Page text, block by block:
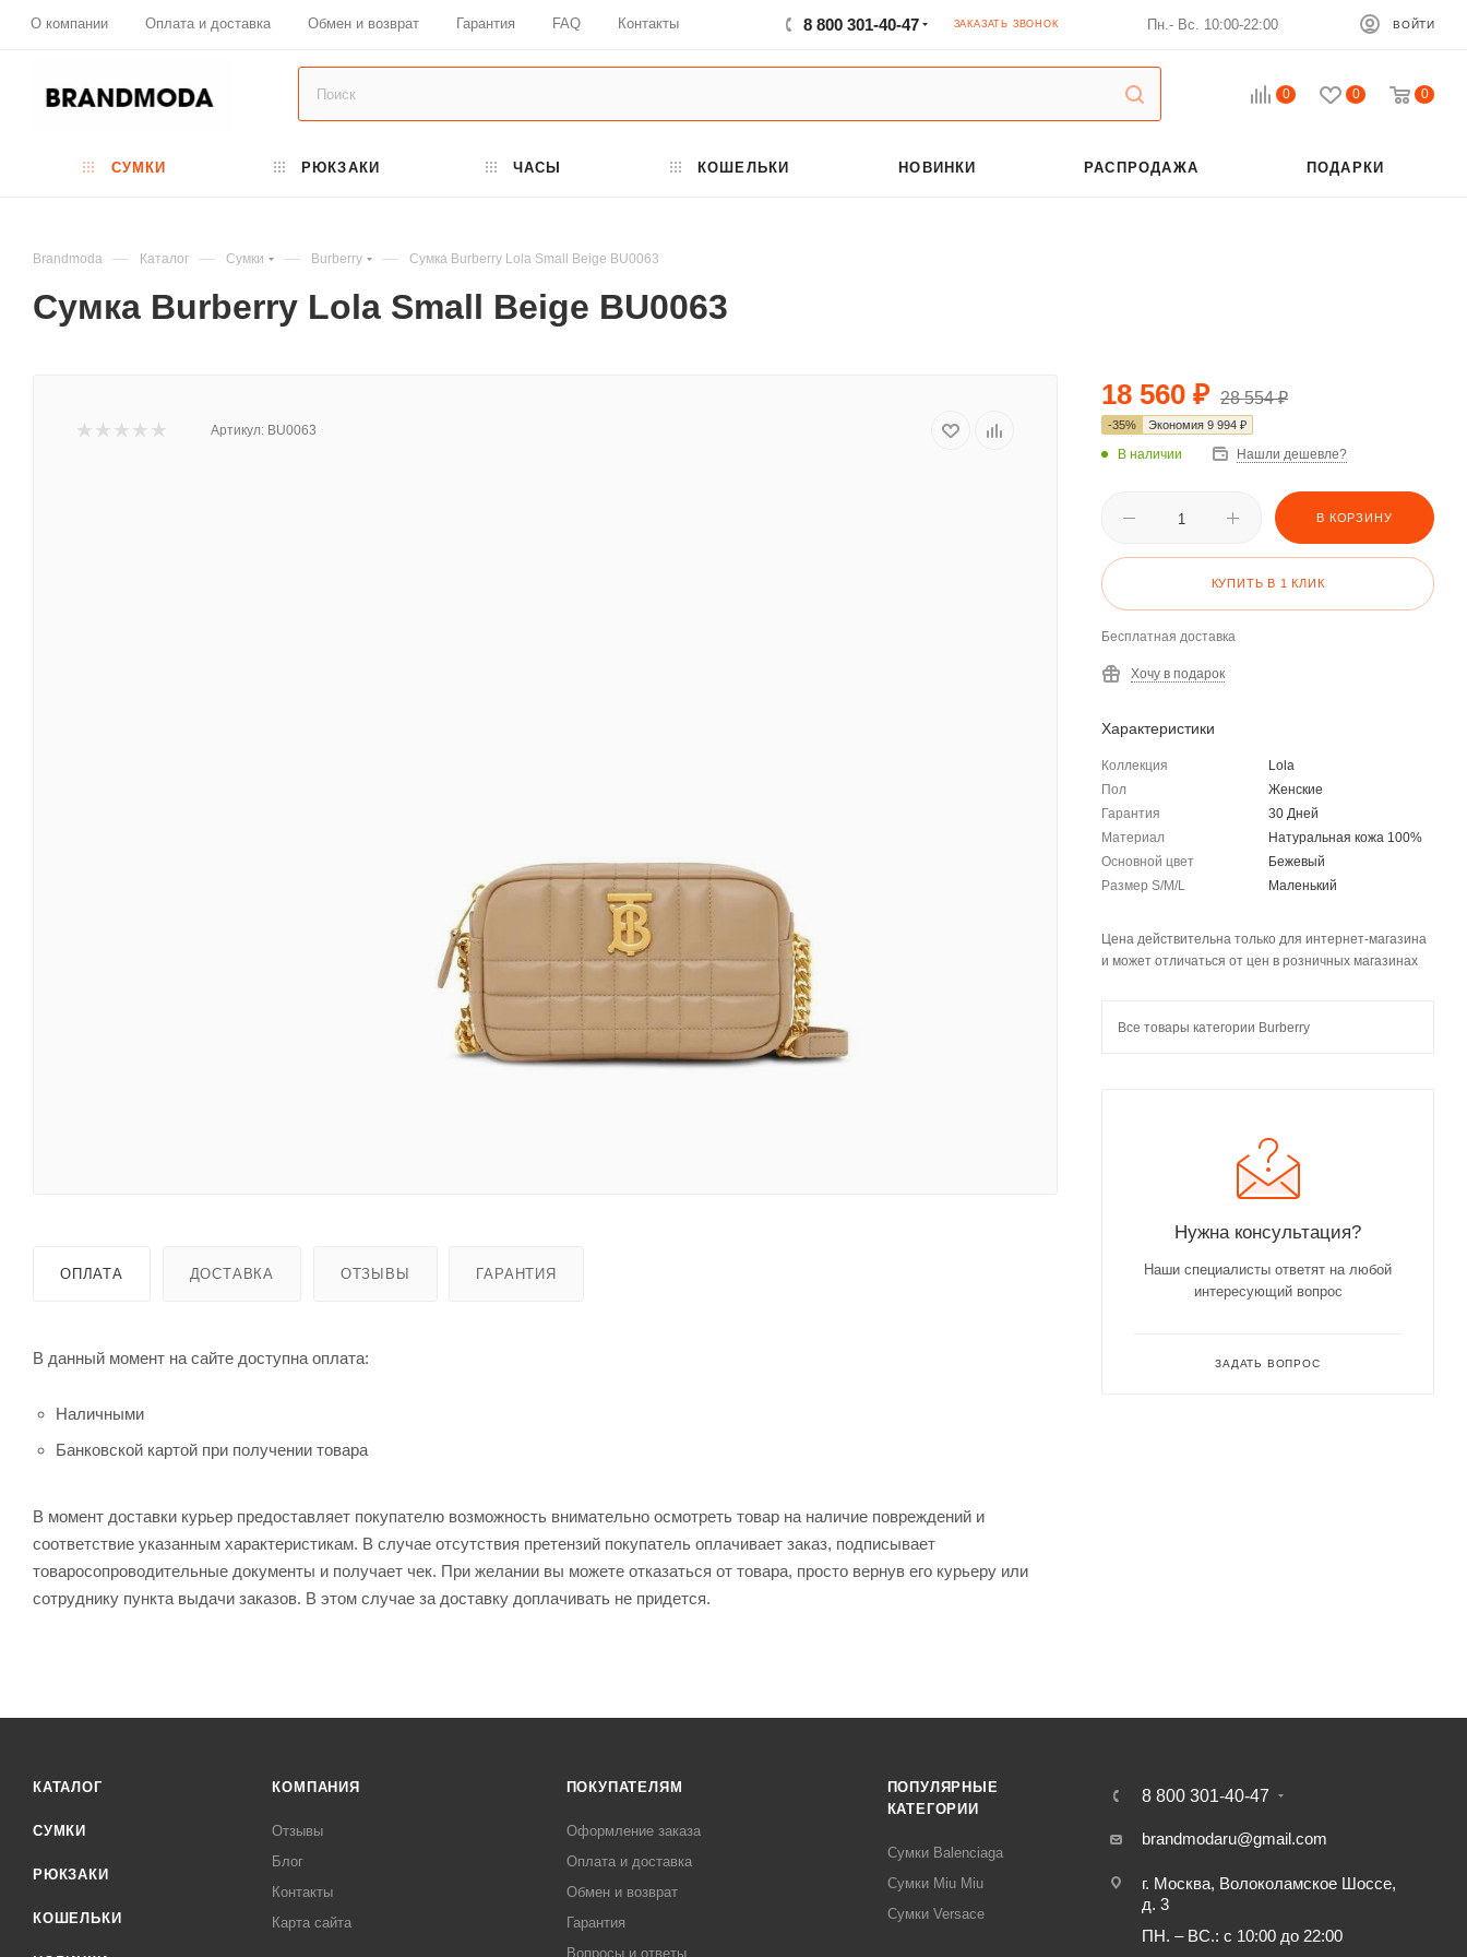
О компании Оплата и доставка Обмен и возврат Гарантия FAQ Контакты 8 800 301-40-47 ЗАКАЗАТЬ ЗВОНОК Пн.- Вс. 10:00-22:00 ВОЙТИ
0 0 0
СУМКИ РЮКЗАКИ ЧАСЫ КОШЕЛЬКИ НОВИНКИ РАСПРОДАЖА ПОДАРКИ
Brandmoda — Каталог — Сумки — Burberry — Сумка Burberry Lola Small Beige BU0063
Сумка Burberry Lola Small Beige BU0063
Артикул: BU0063
ОПЛАТА ДОСТАВКА ОТЗЫВЫ ГАРАНТИЯ
В данный момент на сайте доступна оплата:
Наличными
Банковской картой при получении товара
В момент доставки курьер предоставляет покупателю возможность внимательно осмотреть товар на наличие повреждений и
соответствие указанным характеристикам. В случае отсутствия претензий покупатель оплачивает заказ, подписывает
товаросопроводительные документы и получает чек. При желании вы можете отказаться от товара, просто вернув его курьеру или
сотруднику пункта выдачи заказов. В этом случае за доставку доплачивать не придется.
18 560 ₽ 28 554₽
-35% Экономия 9 994 ₽
В наличии Нашли дешевле?
В КОРЗИНУ
КУПИТЬ В 1 КЛИК
Бесплатная доставка
Хочу в подарок
Характеристики
Коллекция
Lola
Пол
Женские
Гарантия
30 Дней
Материал
Натуральная кожа 100%
Основной цвет
Бежевый
Размер S/M/L
Маленький
Цена действительна только для интернет-магазина
и может отличаться от цен в розничных магазинах
Все товары категории Burberry
Нужна консультация?
Наши специалисты ответят на любой
интересующий вопрос
ЗАДАТЬ ВОПРОС
КАТАЛОГ
СУМКИ
РЮКЗАКИ
КОШЕЛЬКИ
КОМПАНИЯ
Отзывы
Блог
Контакты
Карта сайта
ПОКУПАТЕЛЯМ
Оформление заказа
Оплата и доставка
Обмен и возврат
Гарантия
Вопросы и ответы
ПОПУЛЯРНЫЕ
КАТЕГОРИИ
Сумки Balenciaga
Сумки Miu Miu
Сумки Versace
8 800 301-40-47
brandmodaru@gmail.com
г. Москва, Волоколамское Шоссе,
д. 3
ПН. – ВС.: с 10:00 до 22:00